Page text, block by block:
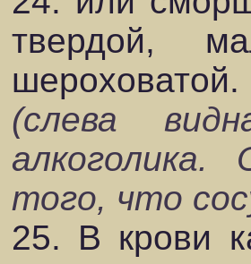
твердой,
шероховатой.
(слева
алкоголика.
того, что
25. В крови